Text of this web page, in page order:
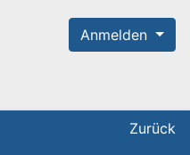
Anmelden
Zurück